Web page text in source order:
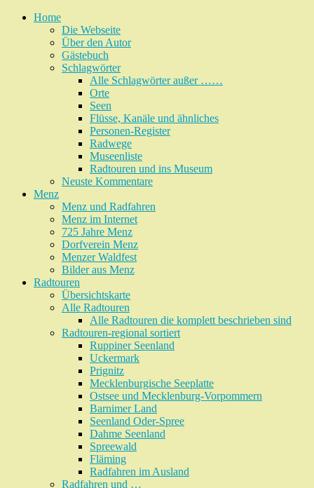
Home
Die Webseite
Über den Autor
Gästebuch
Schlagwörter
Alle Schlagwörter außer ……
Orte
Seen
Flüsse, Kanäle und ähnliches
Personen-Register
Radwege
Museenliste
Radtouren und ins Museum
Neuste Kommentare
Menz
Menz und Radfahren
Menz im Internet
725 Jahre Menz
Dorfverein Menz
Menzer Waldfest
Bilder aus Menz
Radtouren
Übersichtskarte
Alle Radtouren
Alle Radtouren die komplett beschrieben sind
Radtouren-regional sortiert
Ruppiner Seenland
Uckermark
Prignitz
Mecklenburgische Seeplatte
Ostsee und Mecklenburg-Vorpommern
Barnimer Land
Seenland Oder-Spree
Dahme Seenland
Spreewald
Fläming
Radfahren im Ausland
Radfahren und …